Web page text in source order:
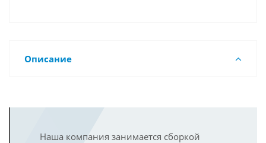
Описание
Наша компания занимается сборкой